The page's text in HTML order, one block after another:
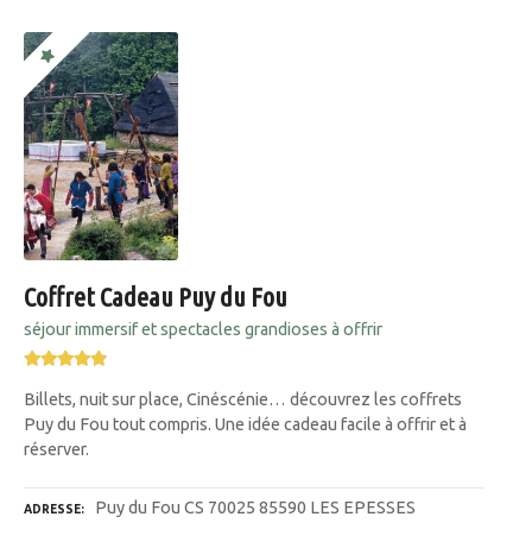
Coffret Cadeau Puy du Fou
séjour immersif et spectacles grandioses à offrir
Billets, nuit sur place, Cinéscénie… découvrez les coffrets
Puy du Fou tout compris. Une idée cadeau facile à offrir et à
réserver.
ADRESSE Puy du Fou CS 70025 85590 LES EPESSES